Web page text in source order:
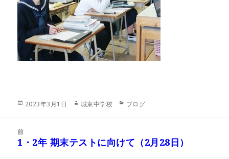
投
2023年3月1日
作
城東中学校
カ
ー
ブログ
前
前
1・2年 期末テストに向けて（2月28日）